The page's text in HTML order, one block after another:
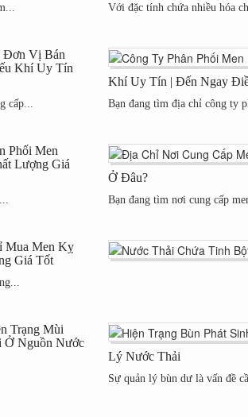
Với đặc tính chứa nhiều hóa
Vị Bán
Khí Uy Tín
cấp...
Khí Uy Tín | Đến Ngay
Bạn đang tìm địa chỉ công ty
Phối Men
Lượng Giá
Ở Đâu?
Bạn đang tìm nơi cung cấp
Mua Men Kỵ
Giá Tốt
Trạng Mùi
Ở Nguồn Nước
Lý Nước Thải
Sự quản lý bùn dư là vấn đề